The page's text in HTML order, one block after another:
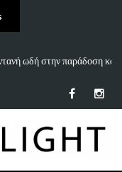
Δημήτρη Πανανάκη που